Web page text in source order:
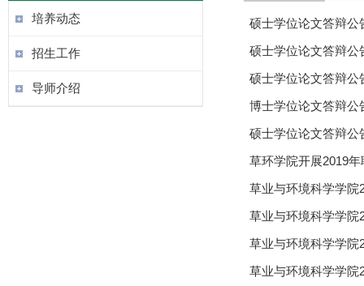
培养动态
招生工作
导师介绍
硕士学位论文答辩公
硕士学位论文答辩公
硕士学位论文答辩公
博士学位论文答辩公
硕士学位论文答辩公
草环学院开展2019
草业与环境科学学院
草业与环境科学学院
草业与环境科学学院
草业与环境科学学院